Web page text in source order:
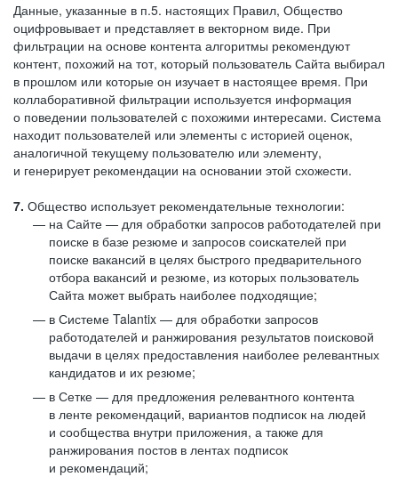
Данные, указанные в п.5. настоящих Правил, Общество
оцифровывает и представляет в векторном виде. При
фильтрации на основе контента алгоритмы рекомендуют
контент, похожий на тот, который пользователь Сайта выбирал
в прошлом или которые он изучает в настоящее время. При
коллаборативной фильтрации используется информация
о поведении пользователей с похожими интересами. Система
находит пользователей или элементы с историей оценок,
аналогичной текущему пользователю или элементу,
и генерирует рекомендации на основании этой схожести.
7. Общество использует рекомендательные технологии:
на Сайте — для обработки запросов работодателей при
поиске в базе резюме и запросов соискателей при
поиске вакансий в целях быстрого предварительного
отбора вакансий и резюме, из которых пользователь
Сайта может выбрать наиболее подходящие;
в Системе Talantix — для обработки запросов
работодателей и ранжирования результатов поисковой
выдачи в целях предоставления наиболее релевантных
кандидатов и их резюме;
в Сетке — для предложения релевантного контента
в ленте рекомендаций, вариантов подписок на людей
и сообщества внутри приложения, а также для
ранжирования постов в лентах подписок
и рекомендаций;